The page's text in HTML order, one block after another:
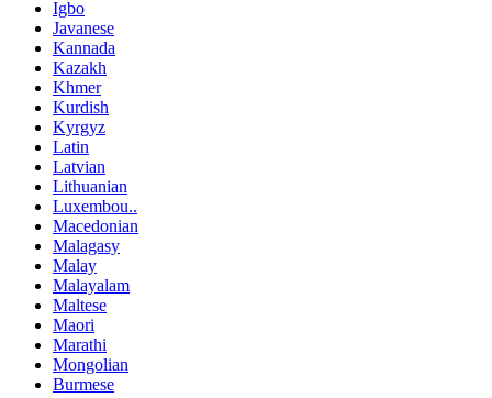
Igbo
Javanese
Kannada
Kazakh
Khmer
Kurdish
Kyrgyz
Latin
Latvian
Lithuanian
Luxembou..
Macedonian
Malagasy
Malay
Malayalam
Maltese
Maori
Marathi
Mongolian
Burmese